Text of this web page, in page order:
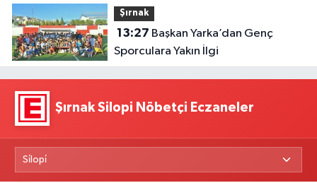
Şırnak
13:27
Sporculara Yakın İlgi
Şırnak Silopi Nöbetçi Eczaneler